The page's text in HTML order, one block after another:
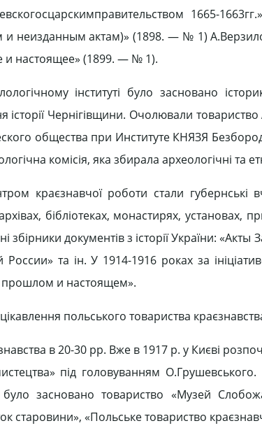
1665-
неизданным актам)» (1898. — № 1)
и настоящее» (1899. — № 1).
інституті було засновано
історії Чернігівщини. Очолювали
общества при Институте КНЯЗЯ
комісія, яка збирала археологічні та
краєзнавчої роботи стали губернські
бібліотеках, монастирях, установах,
збірники документів з історії України:
та ін. У 1914-1916 роках за
прошлом и настоящем».
польського товариства
в 20-30 pp. Вже в 1917 р. у Києві
під головуванням О.Грушевського.
було засновано товариство «Музей
старовини», «Польське товариство